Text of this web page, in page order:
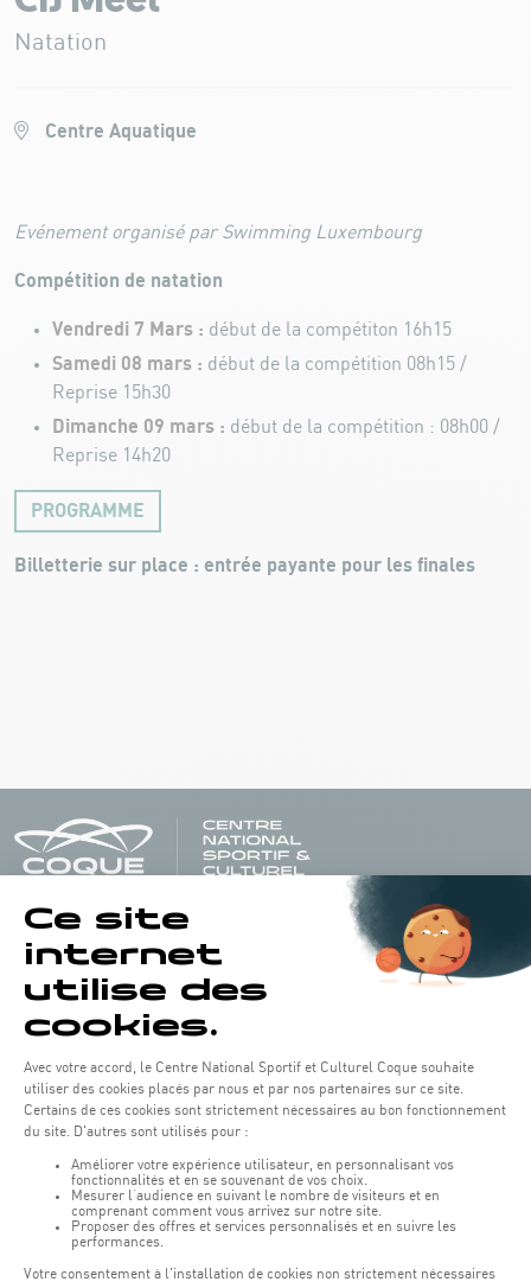
Natation
Centre Aquatique
Evénement organisé par Swimming Luxembourg
Compétition de natation
Vendredi 7 Mars : début de la compétiton 16h15
Samedi 08 mars : début de la compétition 08h15 /
Reprise 15h30
Dimanche 09 mars : début de la compétition : 08h00 /
Reprise 14h20
PROGRAMME
Billetterie sur place : entrée payante pour les finales
Horaires d'ouverture du batiment de la Coque :
Lundi - vendredi : 06h30 - 22h00
Weekend : 07h30 - 19h00
Pensez à vous informer des horaires d'ouverture de chaque activité.
Accès :
COQUE • 2 rue Léon Hengen, Luxembourg (L-1745)